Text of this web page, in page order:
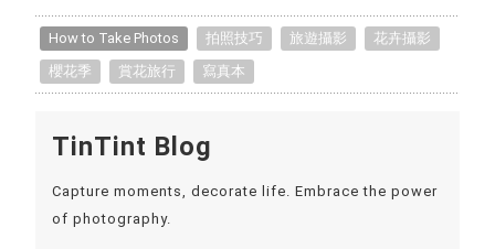
How to Take Photos 拍照技巧 旅遊攝影
花卉攝影
櫻花季
賞花旅行 寫真本
TinTint Blog
Capture moments, decorate life. Embrace the power
of photography.